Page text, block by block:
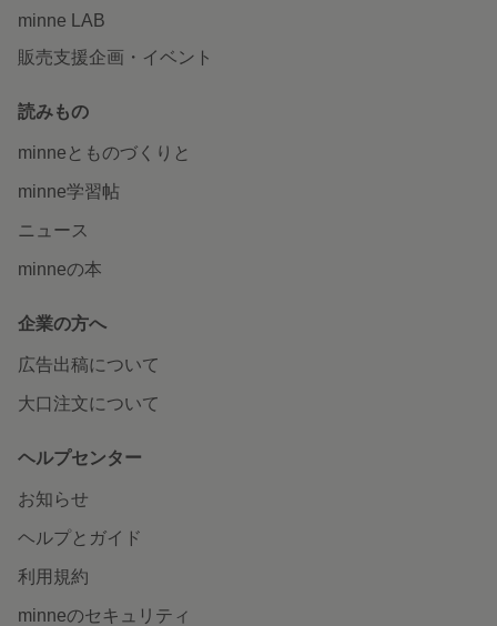
minne LAB
販売支援企画・イベント
読みもの
minneとものづくりと
minne学習帖
ニュース
minneの本
企業の方へ
広告出稿について
大口注文について
ヘルプセンター
お知らせ
ヘルプとガイド
利用規約
minneのセキュリティ